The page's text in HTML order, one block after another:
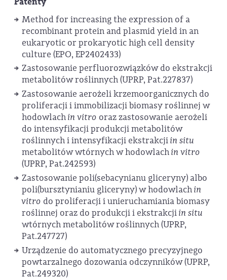
Method for increasing the expression of a
recombinant protein and plasmid yield in an
eukaryotic or prokaryotic high cell density
culture (EPO, EP2402433)
Zastosowanie perfluorozwiązków do ekstrakcji
metabolitów roślinnych (UPRP, Pat.227837)
Zastosowanie aerożeli krzemoorganicznych do
proliferacji i immobilizacji biomasy roślinnej w
hodowlachin vitro oraz zastosowanie aerożeli
do intensyfikacji produkcji metabolitów
roślinnych i intensyfikacji ekstrakcjiin situ
metabolitów wtórnych w hodowlachin vitro
(UPRP, Pat.242593)
Zastosowanie poli(sebacynianu gliceryny) albo
poli(bursztynianiu gliceryny) w hodowlachin
vitro do proliferacji i unieruchamiania biomasy
roślinnej oraz do produkcji i ekstrakcjiin situ
wtórnych metabolitów roślinnych (UPRP,
Pat.247727)
Urządzenie do automatycznego precyzyjnego
powtarzalnego dozowania odczynników (UPRP,
Pat.249320)